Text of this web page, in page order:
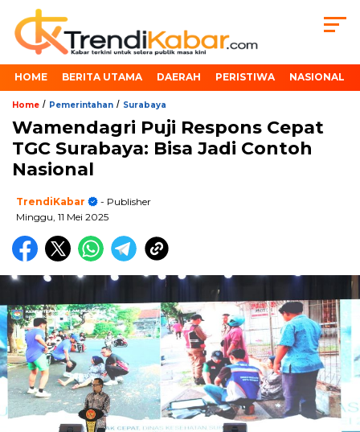
HOME BERITA UTAMA DAERAH PERISTIWA NASIONAL
Home / Pemerintahan / Surabaya
Wamendagri Puji Respons Cepat
TGC Surabaya: Bisa Jadi Contoh
Nasional
TrendiKabar
- Publisher
Minggu, 11 Mei 2025